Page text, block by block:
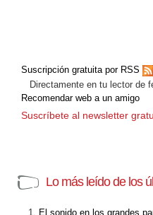
Suscripción gratuita por RSS
Directamente en tu lector de
Recomendar web a un amigo
Suscríbete al newsletter
Lo más leído de los
El sonido en los grandes